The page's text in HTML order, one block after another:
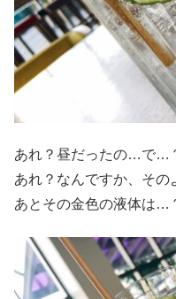
あれ？昼だったの…で…
あれ？なんですか、その
あとその金色の液体は…